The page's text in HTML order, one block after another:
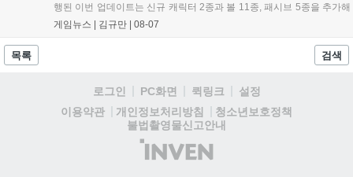
행된 이번 업데이트는 신규 캐릭터 2종과 볼 11종, 패시브 5종을 추가해
전략적 재미를 높였다. 게임은 PC와 콘솔, 모바일에서 한글판으로 즐길
라고 밝혀 향후 행보에 기대감을 모으고 있다. 상세 정보는 공식 홈페이
게임뉴스 | 김규만 08-07
목록 검색
로그인 PC화면 퀵링크
설정
이용약관
개인정보처리방침
청소년보호정책
불법촬영물신고안내
(주)
인